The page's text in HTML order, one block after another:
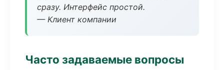
сразу. Интерфейс простой.
— Клиент компании
Часто задаваемые вопросы